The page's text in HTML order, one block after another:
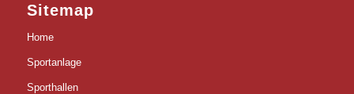
Sitemap
Home
Sportanlage
Sporthallen